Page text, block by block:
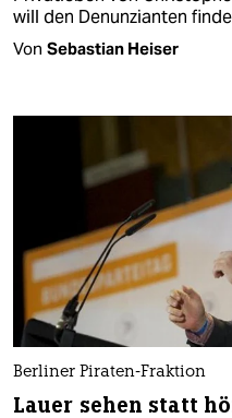
will den Denunzianten
Von Sebastian Heiser
Berliner Piraten-Fraktion
Lauer sehen statt